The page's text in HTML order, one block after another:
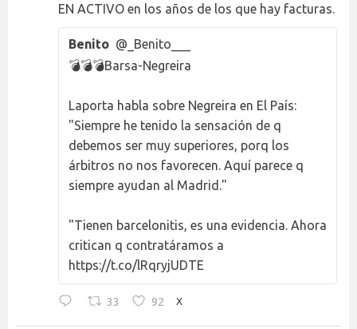
EN ACTIVO en los años de los que hay facturas.
Benito @_Benito___
💣💣💣Barsa-Negreira
Laporta habla sobre Negreira en El País:
"Siempre he tenido la sensación de q
debemos ser muy superiores, porq los
árbitros no nos favorecen. Aquí parece q
siempre ayudan al Madrid."
"Tienen barcelonitis, es una evidencia. Ahora
critican q contratáramos a
https://t.co/lRqryjUDTE
33 92 X